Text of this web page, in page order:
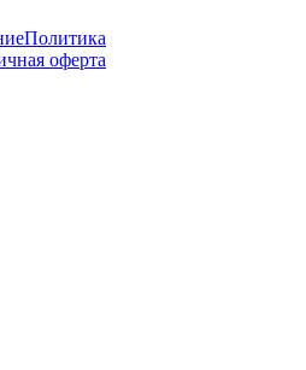
Политика
оферта